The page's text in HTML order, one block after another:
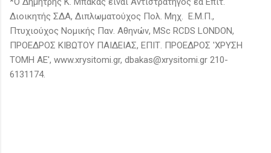
Διοικητής ΣΔΑ, Διπλωματούχος Πολ. Μηχ. Ε.Μ.Π.,
Πτυχιούχος Νομικής Παν. Αθηνών, MSc RCDS LONDON,
ΠΡΟΕΔΡΟΣ ΚΙΒΩΤΟΥ ΠΑΙΔΕΙΑΣ, ΕΠΙΤ. ΠΡΟΕΔΡΟΣ 'ΧΡΥΣΗ
ΤΟΜΗ ΑΕ', www.xrysitomi.gr, dbakas@xrysitomi.gr 210-
6131174.